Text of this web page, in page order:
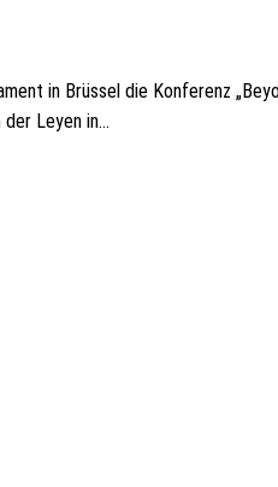
in Brüs­sel die Konfe­renz
der Leyen in…